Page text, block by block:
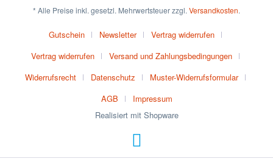
* Alle Preise inkl. gesetzl. Mehrwertsteuer zzgl. Versandkosten.
Gutschein Newsletter
Vertrag widerrufen
Vertrag widerrufen
Versand und Zahlungsbedingungen
Widerrufsrecht
Datenschutz
Muster-Widerrufsformular
AGB
Impressum
Realisiert mit Shopware